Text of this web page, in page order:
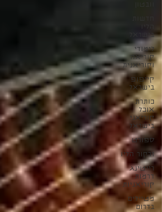
וובטון
הליו
בישראל
לימודי
קוריאה
וקוריאנית
קייפופ
בישראל
כותרת
אוכל
קוריאני
בישראל
ספורט
זרקור הליו
רייטינג
דרמות
קוריאניות
מטיילים
בדרום